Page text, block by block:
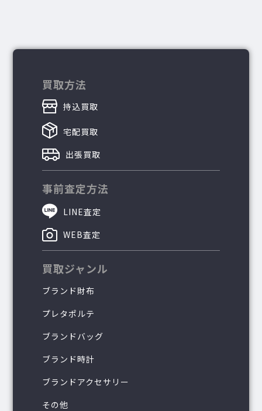
買取方法
持込買取
宅配買取
出張買取
事前査定方法
LINE査定
WEB査定
買取ジャンル
ブランド財布
プレタポルテ
ブランドバッグ
ブランド時計
ブランドアクセサリー
その他